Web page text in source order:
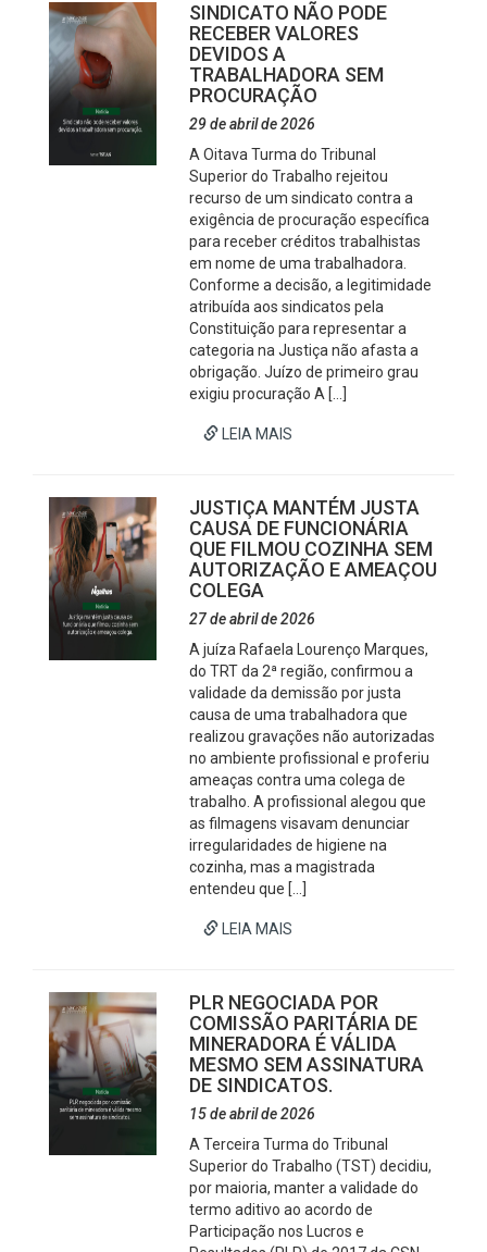
SINDICATO NÃO PODE
RECEBER VALORES
DEVIDOS A
TRABALHADORA SEM
PROCURAÇÃO
29 de abril de 2026
A Oitava Turma do Tribunal
Superior do Trabalho rejeitou
recurso de um sindicato contra a
exigência de procuração específica
para receber créditos trabalhistas
em nome de uma trabalhadora.
Conforme a decisão, a legitimidade
atribuída aos sindicatos pela
Constituição para representar a
categoria na Justiça não afasta a
obrigação. Juízo de primeiro grau
exigiu procuração A […]
LEIA MAIS
JUSTIÇA MANTÉM JUSTA
CAUSA DE FUNCIONÁRIA
QUE FILMOU COZINHA SEM
AUTORIZAÇÃO E AMEAÇOU
COLEGA
27 de abril de 2026
A juíza Rafaela Lourenço Marques,
do TRT da 2ª região, confirmou a
validade da demissão por justa
causa de uma trabalhadora que
realizou gravações não autorizadas
no ambiente profissional e proferiu
ameaças contra uma colega de
trabalho. A profissional alegou que
as filmagens visavam denunciar
irregularidades de higiene na
cozinha, mas a magistrada
entendeu que […]
LEIA MAIS
PLR NEGOCIADA POR
COMISSÃO PARITÁRIA DE
MINERADORA É VÁLIDA
MESMO SEM ASSINATURA
DE SINDICATOS.
15 de abril de 2026
A Terceira Turma do Tribunal
Superior do Trabalho (TST) decidiu,
por maioria, manter a validade do
termo aditivo ao acordo de
Participação nos Lucros e